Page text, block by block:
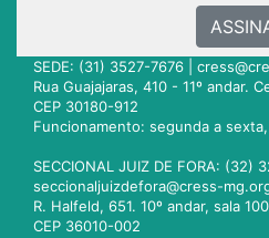
SEDE: (31) 3527-7676 |
Rua Guajajaras, 410 - 11º andar.
CEP 30180-912
Funcionamento: segunda a
SECCIONAL JUIZ DE FORA: (32)
seccionaljuizdefora@cress-
R. Halfeld, 651. 10º andar, sala
CEP 36010-002